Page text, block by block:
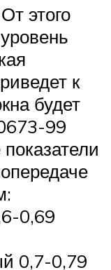
этого
к
будет
99
0,69
0,7-0,79